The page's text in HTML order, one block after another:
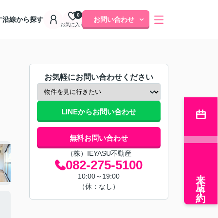
沿線から探す
お気に入り
0
お問い合わせ
お気軽にお問い合わせください
LINEからお問い合わせ
無料お問い合わせ
（株）IEYASU不動産
082-275-5100
10:00～19:00
（休：なし）
来店予約